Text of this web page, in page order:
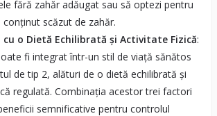
fără zahăr adăugat sau să optezi pentru
conținut scăzut de zahăr.
o Dietă Echilibrată și Activitate Fizică:
fi integrat într-un stil de viață sănătos
de tip 2, alături de o dietă echilibrată și
regulată. Combinația acestor trei factori
semnificative pentru controlul